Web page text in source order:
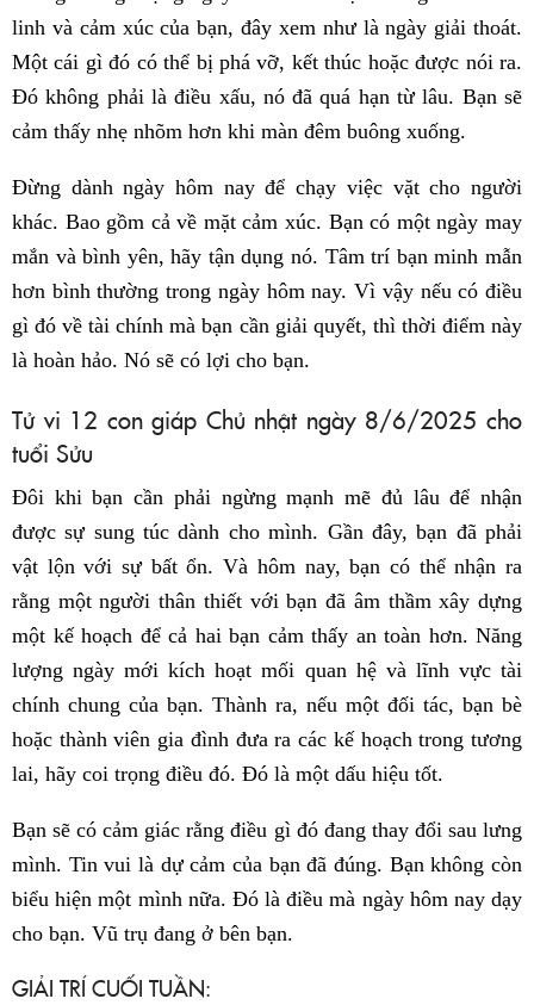
linh và cảm xúc của bạn, đây xem như là ngày giải thoát.
Một cái gì đó có thể bị phá vỡ, kết thúc hoặc được nói ra.
Đó không phải là điều xấu, nó đã quá hạn từ lâu. Bạn sẽ
cảm thấy nhẹ nhõm hơn khi màn đêm buông xuống.
Đừng dành ngày hôm nay để chạy việc vặt cho người
khác. Bao gồm cả về mặt cảm xúc. Bạn có một ngày may
mắn và bình yên, hãy tận dụng nó. Tâm trí bạn minh mẫn
hơn bình thường trong ngày hôm nay. Vì vậy nếu có điều
gì đó về tài chính mà bạn cần giải quyết, thì thời điểm này
là hoàn hảo. Nó sẽ có lợi cho bạn.
Tử vi 12 con giáp Chủ nhật ngày 8/6/2025 cho
tuổi Sửu
Đôi khi bạn cần phải ngừng mạnh mẽ đủ lâu để nhận
được sự sung túc dành cho mình. Gần đây, bạn đã phải
vật lộn với sự bất ổn. Và hôm nay, bạn có thể nhận ra
rằng một người thân thiết với bạn đã âm thầm xây dựng
một kế hoạch để cả hai bạn cảm thấy an toàn hơn. Năng
lượng ngày mới kích hoạt mối quan hệ và lĩnh vực tài
chính chung của bạn. Thành ra, nếu một đối tác, bạn bè
hoặc thành viên gia đình đưa ra các kế hoạch trong tương
lai, hãy coi trọng điều đó. Đó là một dấu hiệu tốt.
Bạn sẽ có cảm giác rằng điều gì đó đang thay đổi sau lưng
mình. Tin vui là dự cảm của bạn đã đúng. Bạn không còn
biểu hiện một mình nữa. Đó là điều mà ngày hôm nay dạy
cho bạn. Vũ trụ đang ở bên bạn.
GIẢI TRÍ CUỐI TUẦN: